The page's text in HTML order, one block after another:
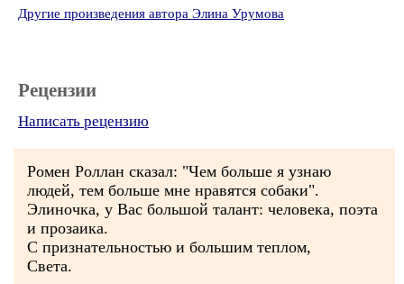
Другие произведения автора Элина Урумова
Рецензии
Написать рецензию
Ромен Роллан сказал: "Чем больше я узнаю
людей, тем больше мне нравятся собаки".
Элиночка, у Вас большой талант: человека, поэта
и прозаика.
С признательностью и большим теплом,
Света.